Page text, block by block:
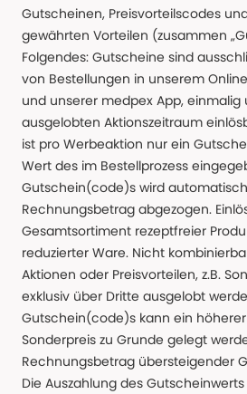
Gutscheinen, Preisvorteilscodes
gewährten Vorteilen (zusammen
Folgendes: Gutscheine sind
von Bestellungen in unserem
und unserer medpex App, einmalig
ausgelobten Aktionszeitraum
ist pro Werbeaktion nur ein
Wert des im Bestellprozess
Gutschein(code)s wird
Rechnungsbetrag abgezogen.
Gesamtsortiment rezeptfreier
reduzierter Ware. Nicht
Aktionen oder Preisvorteilen, z.B.
exklusiv über Dritte ausgelobt
Gutschein(code)s kann ein höherer
Sonderpreis zu Grunde gelegt
Rechnungsbetrag übersteigender
Die Auszahlung des